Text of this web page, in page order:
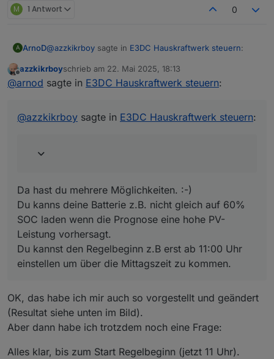
M 1 Antwort 0
A ArnoD@azzkikrboy sagte in E3DC Hauskraftwerk steuern:
@arnod sagte inE3DC Hauskraftwerk steuern
azzkikrboy
Sieht so aus, als ob um ca. 11:15 Uhr die PV-
OK, aus deiner Erfahrung: gibt es eine Möglichkeit
die Parameter so zu ändern, dass das Abriegeln
weiter nach hinten (also später) verlegt werden
könnte?
Du kanns deine Batterie z.B. nicht gleich auf 60% SOC
laden wenn die Prognose eine hohe PV- Leistung
Offline
azzkikrboyschrieb am 22. Mai 2025, 18:13
zuletzt editiert von
@arnod sagte in E3DC Hauskraftwerk steuern:
@azzkikrboy sagte in E3DC Hauskraftwerk steuern:
Da hast du mehrere Möglichkeiten. :-)
Du kanns deine Batterie z.B. nicht gleich auf 60%
SOC laden wenn die Prognose eine hohe PV-
Leistung vorhersagt.
Du kannst den Regelbeginn z.B erst ab 11:00 Uhr
einstellen um über die Mittagszeit zu kommen.
OK, das habe ich mir auch so vorgestellt und geändert
(Resultat siehe unten im Bild).
Aber dann habe ich trotzdem noch eine Frage:
Alles klar, bis zum Start Regelbeginn (jetzt 11 Uhr).